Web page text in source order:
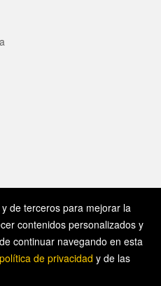
de terceros para mejorar la
contenidos personalizados y
continuar navegando en esta
política de privacidad y de las